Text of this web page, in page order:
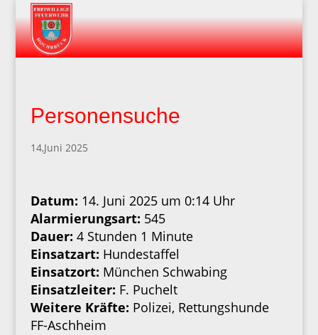
Personensuche
14,Juni 2025
Datum: 14. Juni 2025 um 0:14 Uhr
Alarmierungsart: 545
Dauer: 4 Stunden 1 Minute
Einsatzart: Hundestaffel
Einsatzort: München Schwabing
Einsatzleiter: F. Puchelt
Weitere Kräfte: Polizei, Rettungshunde
FF-Aschheim